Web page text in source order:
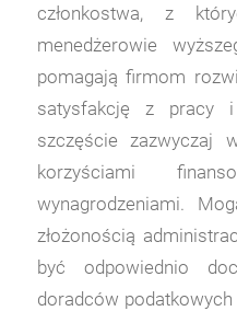
członkostwa, z
menedżerowie
pomagają firmom
satysfakcję z pracy
szczęście zazwyczaj
korzyściami
wynagrodzeniami.
złożonością
być odpowiednio
doradców